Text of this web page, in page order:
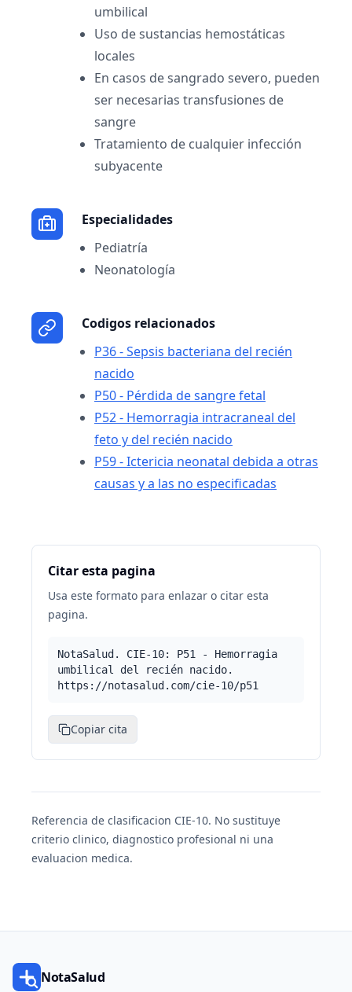
umbilical
Uso de sustancias hemostáticas
locales
En casos de sangrado severo, pueden
ser necesarias transfusiones de
sangre
Tratamiento de cualquier infección
subyacente
Especialidades
Pediatría
Neonatología
Codigos relacionados
P36 - Sepsis bacteriana del recién
nacido
P50 - Pérdida de sangre fetal
P52 - Hemorragia intracraneal del
feto y del recién nacido
P59 - Ictericia neonatal debida a otras
causas y a las no especificadas
Citar esta pagina
Usa este formato para enlazar o citar esta
pagina.
NotaSalud. CIE-10: P51 - Hemorragia
umbilical del recién nacido.
https://notasalud.com/cie-10/p51
Copiar cita
Referencia de clasificacion CIE-10. No sustituye
criterio clinico, diagnostico profesional ni una
evaluacion medica.
NotaSalud